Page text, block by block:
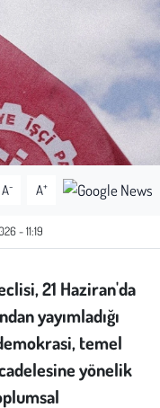
A- A+
- 11:19
21 Haziran'da
yayımladığı
temel
yönelik